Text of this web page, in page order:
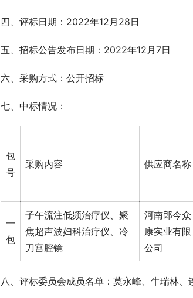
四、评标日期：2022年12月28日
五、招标公告发布日期：2022年12月7日
六、采购方式：公开招标
七、中标情况：
包
号
采购内容 供应商名称
一
包
子午流注低频治疗仪、聚
焦超声波妇科治疗仪、冷
刀宫腔镜
河南郎今众
康实业有限
公司
八、评标委员会成员名单：莫永峰